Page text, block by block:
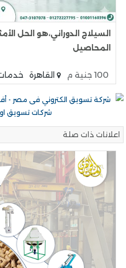
السيلاج الدوراني،هو الحل
المحاصيل
100 جنية م القاهرة
اعلانات ذات صلة